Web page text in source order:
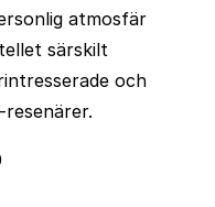
atmosfär
särskilt
och